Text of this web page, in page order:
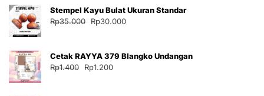
Rp35.000. adalah:
Stempel Kayu Bulat Ukuran Standar
Rp35.000
Harga
Rp35.000.
Rp30.000
adalah:
Cetak RAYYA 379 Blangko Undangan
Rp1.400
Harga
Rp1.200